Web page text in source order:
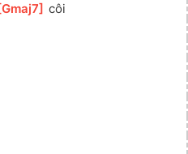
Gmaj7 ] côi